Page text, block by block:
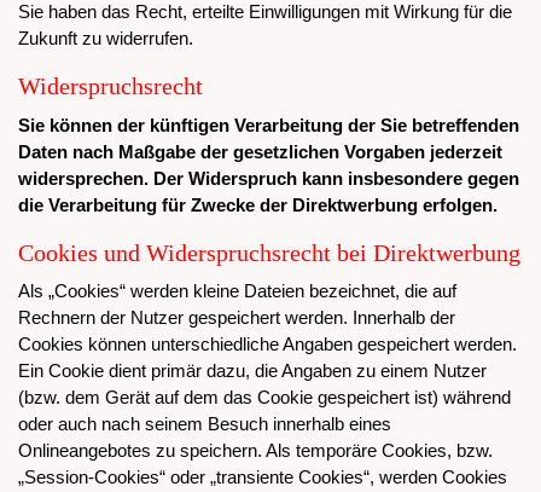
Sie haben das Recht, erteilte Einwilligungen mit Wirkung für die
Zukunft zu widerrufen.
Widerspruchsrecht
Sie können der künftigen Verarbeitung der Sie betreffenden
Daten nach Maßgabe der gesetzlichen Vorgaben jederzeit
widersprechen. Der Widerspruch kann insbesondere gegen
die Verarbeitung für Zwecke der Direktwerbung erfolgen.
Cookies und Widerspruchsrecht bei Direktwerbung
Als „Cookies“ werden kleine Dateien bezeichnet, die auf
Rechnern der Nutzer gespeichert werden. Innerhalb der
Cookies können unterschiedliche Angaben gespeichert werden.
Ein Cookie dient primär dazu, die Angaben zu einem Nutzer
(bzw. dem Gerät auf dem das Cookie gespeichert ist) während
oder auch nach seinem Besuch innerhalb eines
Onlineangebotes zu speichern. Als temporäre Cookies, bzw.
„Session-Cookies“ oder „transiente Cookies“, werden Cookies